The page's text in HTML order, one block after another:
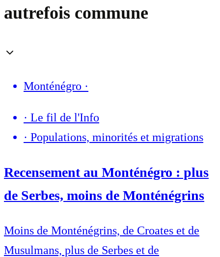
autrefois commune
Monténégro ·
· Le fil de l'Info
· Populations, minorités et migrations
Recensement au Monténégro : plus
de Serbes, moins de Monténégrins
Moins de Monténégrins, de Croates et de
Musulmans, plus de Serbes et de